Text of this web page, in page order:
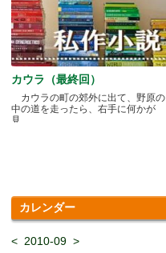
カウラ（最終回）
カウラの町の郊外に出て、野原の
中の道を走ったら、右手に何かが
見.....
カレンダー
< 2010-09 >